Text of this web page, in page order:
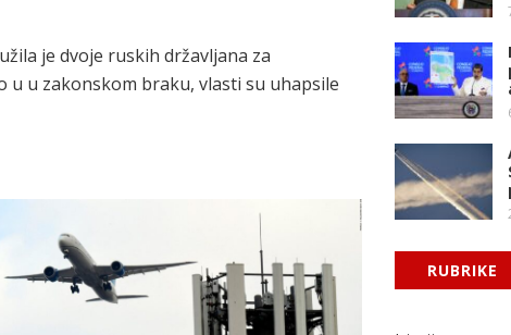
je dvoje ruskih državljana za
u u zakonskom braku, vlasti su uhapsile
RUBRIKE